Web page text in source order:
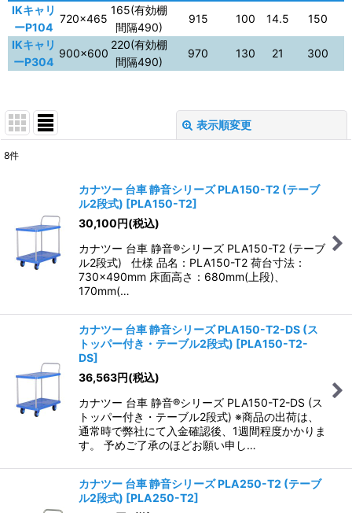
IKキャリ
ーP104
720×465
165(有効棚
間隔490)
915 100 14.5
150
IKキャリ
ーP304
900×600
220(有効棚
間隔490)
970 130 21 300
表示順変更
並び順:
絞り込む
8件
カナツー 台車 静音シリーズ PLA150-T2 (テーブ
ル2段式) [PLA150-T2]
30,100円(税込)
カナツー 台車 静音®シリーズ PLA150-T2 (テーブ
ル2段式) 仕様 品名：PLA150-T2 荷台寸法：
730×490mm 床面高さ：680mm(上段)、
170mm(…
カナツー 台車 静音シリーズ PLA150-T2-DS (ス
トッパー付き・テーブル2段式) [PLA150-T2-
DS]
36,563円(税込)
カナツー 台車 静音®シリーズ PLA150-T2-DS (ス
トッパー付き・テーブル2段式) ※商品の出荷は、
通常時で弊社にて入金確認後、1週間程度かかりま
す。 予めご了承のほどお願い申し…
カナツー 台車 静音シリーズ PLA250-T2 (テーブ
ル2段式) [PLA250-T2]